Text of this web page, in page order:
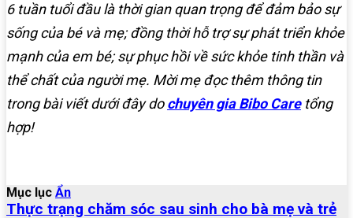
6 tuần tuổi đầu là thời gian quan trọng để đảm bảo sự
sống của bé và mẹ; đồng thời hỗ trợ sự phát triển khỏe
mạnh của em bé; sự phục hồi về sức khỏe tinh thần và
thể chất của người mẹ. Mời mẹ đọc thêm thông tin
trong bài viết dưới đây dochuyên gia Bibo Caretổng
hợp!
Mục lục Ẩn
Thực trạng chăm sóc sau sinh cho bà mẹ và trẻ